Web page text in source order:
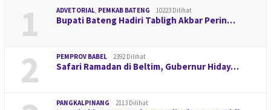
1 ADVETORIAL, PEMKAB BATENG 10223 Dilihat
Bupati Bateng Hadiri Tabligh Akbar Perin…
2 PEMPROV BABEL 2392 Dilihat
Safari Ramadan di Beltim, Gubernur Hiday…
PANGKALPINANG 2113 Dilihat